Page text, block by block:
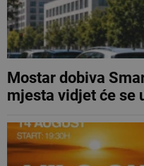
Mostar dobiva
mjesta vidjet će se